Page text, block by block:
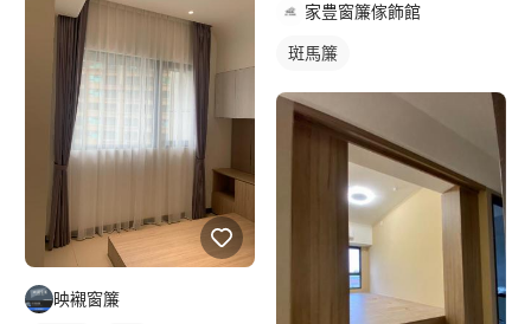
映襯窗簾
家豊窗簾傢飾館
斑馬簾